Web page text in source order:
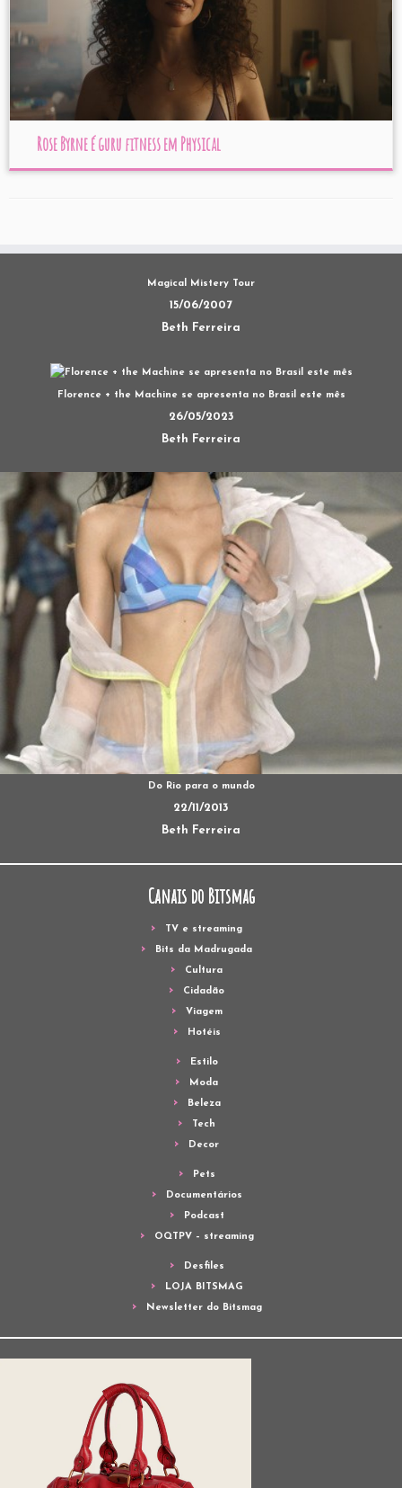
Rose Byrne é guru fitness em Physical
Magical Mistery Tour
15/06/2007
Beth Ferreira
Florence + the Machine se apresenta no Brasil este mês
26/05/2023
Beth Ferreira
Do Rio para o mundo
22/11/2013
Beth Ferreira
Canais do Bitsmag
TV e streaming
Bits da Madrugada
Cultura
Cidadão
Viagem
Hotéis
Estilo
Moda
Beleza
Tech
Decor
Pets
Documentários
Podcast
OQTPV – streaming
Desfiles
LOJA BITSMAG
Newsletter do Bitsmag